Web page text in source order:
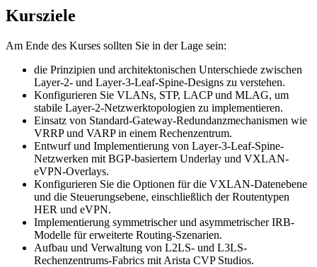
Kursziele
Am Ende des Kurses sollten Sie in der Lage sein:
die Prinzipien und architektonischen Unterschiede zwischen
Layer-2- und Layer-3-Leaf-Spine-Designs zu verstehen.
Konfigurieren Sie VLANs, STP, LACP und MLAG, um
stabile Layer-2-Netzwerktopologien zu implementieren.
Einsatz von Standard-Gateway-Redundanzmechanismen wie
VRRP und VARP in einem Rechenzentrum.
Entwurf und Implementierung von Layer-3-Leaf-Spine-
Netzwerken mit BGP-basiertem Underlay und VXLAN-
eVPN-Overlays.
Konfigurieren Sie die Optionen für die VXLAN-Datenebene
und die Steuerungsebene, einschließlich der Routentypen
HER und eVPN.
Implementierung symmetrischer und asymmetrischer IRB-
Modelle für erweiterte Routing-Szenarien.
Aufbau und Verwaltung von L2LS- und L3LS-
Rechenzentrums-Fabrics mit Arista CVP Studios.